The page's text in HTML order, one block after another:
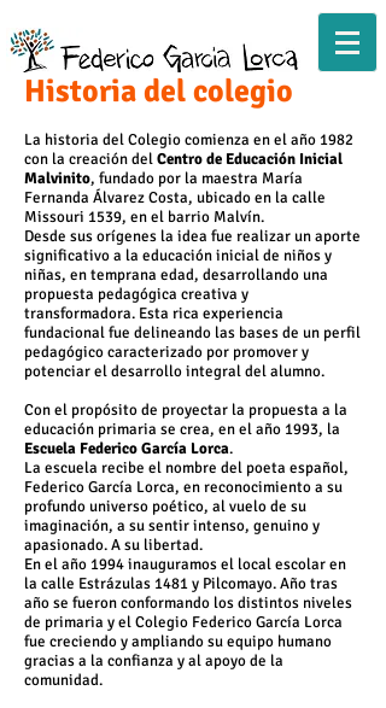
Historia del colegio
La historia del Colegio comienza en el año 1982
con la creación delCentro de Educación Inicial
Malvinito, fundado por la maestra María
Fernanda Álvarez Costa, ubicado en la calle
Missouri 1539, en el barrio Malvín.
Desde sus orígenes la idea fue realizar un aporte
significativo a la educación inicial de niños y
niñas, en temprana edad, desarrollando una
propuesta pedagógica creativa y
transformadora. Esta rica experiencia
fundacional fue delineando las bases de un perfil
pedagógico caracterizado por promover y
potenciar el desarrollo integral del alumno.
Con el propósito de proyectar la propuesta a la
educación primaria se crea, en el año 1993, la
Escuela Federico García Lorca.
La escuela recibe el nombre del poeta español,
Federico García Lorca, en reconocimiento a su
profundo universo poético, al vuelo de su
imaginación, a su sentir intenso, genuino y
apasionado. A su libertad.
En el año 1994 inauguramos el local escolar en
la calle Estrázulas 1481 y Pilcomayo. Año tras
año se fueron conformando los distintos niveles
de primaria y el Colegio Federico García Lorca
fue creciendo y ampliando su equipo humano
gracias a la confianza y al apoyo de la
comunidad.